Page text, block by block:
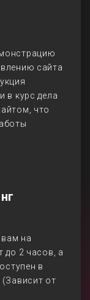
сайта
в курс дела
что
на
до 2 часов, а
в
(Зависит от